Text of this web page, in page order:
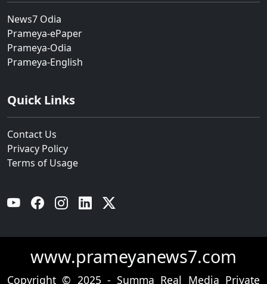
News7 Odia
Prameya-ePaper
Prameya-Odia
Prameya-English
Quick Links
Contact Us
Privacy Policy
Terms of Usage
YouTube Facebook Instagram Linkedin
www.prameyanews7.com
Copyright © 2025 - Summa Real Media Private